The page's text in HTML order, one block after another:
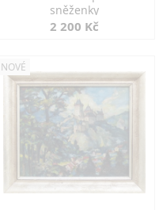
sněženky
2 200 Kč
NOVÉ